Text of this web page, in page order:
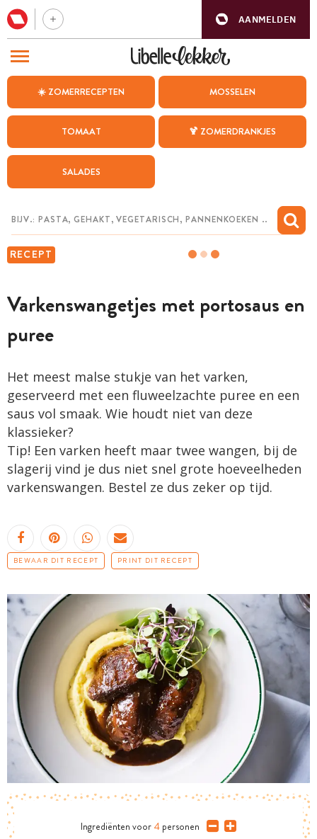
AANMELDEN
☀️ ZOMERRECEPTEN MOSSELEN
TOMAAT 🍹 ZOMERDRANKJES
SALADES
RECEPT
Varkenswangetjes met portosaus en
puree
Het meest malse stukje van het varken,
geserveerd met een fluweelzachte puree en een
saus vol smaak. Wie houdt niet van deze
klassieker?
Tip! Een varken heeft maar twee wangen, bij de
slagerij vind je dus niet snel grote hoeveelheden
varkenswangen. Bestel ze dus zeker op tijd.
BEWAAR DIT RECEPT PRINT DIT RECEPT
Ingrediënten voor 4 personen
BEZOEK ONZE ANDERE WEBSITES
WEEKMENU
CHAT MET MAIA
MIJN BEWAARDE RECEPTEN